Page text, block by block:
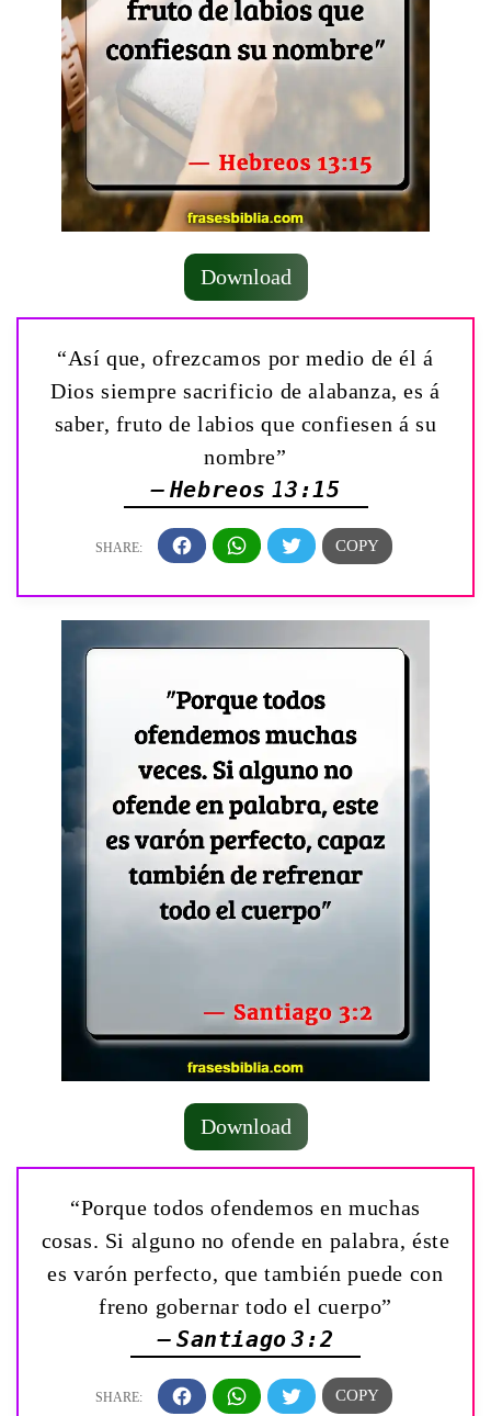
Download
“Así que, ofrezcamos por medio de él á
Dios siempre sacrificio de alabanza, es á
saber, fruto de labios que confiesen á su
nombre”
— Hebreos 13:15
Download
“Porque todos ofendemos en muchas
cosas. Si alguno no ofende en palabra, éste
es varón perfecto, que también puede con
freno gobernar todo el cuerpo”
— Santiago 3:2